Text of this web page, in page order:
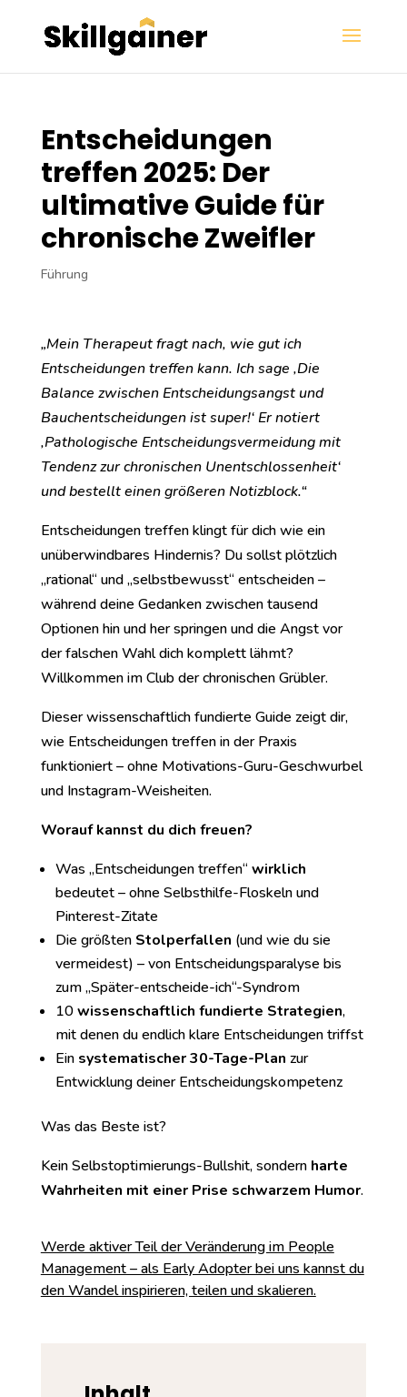
Entscheidungen
treffen 2025: Der
ultimative Guide für
chronische Zweifler
Führung
„Mein Therapeut fragt nach, wie gut ich
Entscheidungen treffen kann. Ich sage ‚Die
Balance zwischen Entscheidungsangst und
Bauchentscheidungen ist super!‘ Er notiert
‚Pathologische Entscheidungsvermeidung mit
Tendenz zur chronischen Unentschlossenheit‘
und bestellt einen größeren Notizblock.“
Entscheidungen treffen klingt für dich wie ein
unüberwindbares Hindernis? Du sollst plötzlich
„rational“ und „selbstbewusst“ entscheiden –
während deine Gedanken zwischen tausend
Optionen hin und her springen und die Angst vor
der falschen Wahl dich komplett lähmt?
Willkommen im Club der chronischen Grübler.
Dieser wissenschaftlich fundierte Guide zeigt dir,
wie Entscheidungen treffen in der Praxis
funktioniert – ohne Motivations-Guru-Geschwurbel
und Instagram-Weisheiten.
Worauf kannst du dich freuen?
Was „Entscheidungen treffen“ wirklich
bedeutet – ohne Selbsthilfe-Floskeln und
Pinterest-Zitate
Die größten Stolperfallen (und wie du sie
vermeidest) – von Entscheidungsparalyse bis
zum „Später-entscheide-ich“-Syndrom
10wissenschaftlich fundierte Strategien,
mit denen du endlich klare Entscheidungen triffst
Ein systematischer 30-Tage-Plan zur
Entwicklung deiner Entscheidungskompetenz
Was das Beste ist?
Kein Selbstoptimierungs-Bullshit, sondern harte
Wahrheiten mit einer Prise schwarzem Humor.
Werde aktiver Teil der Veränderung im People
Management – als Early Adopter bei uns kannst du
den Wandel inspirieren, teilen und skalieren.